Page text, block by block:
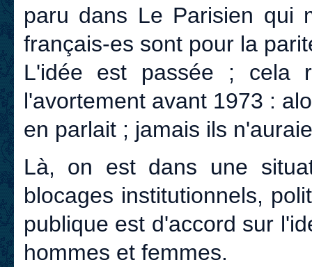
paru dans Le Parisien qui
français-es sont pour la
L'idée est passée ; cela
l'avortement avant 1973 :
en parlait ; jamais ils
Là, on est dans une
blocages institutionnels,
publique est d'accord sur
hommes et femmes.